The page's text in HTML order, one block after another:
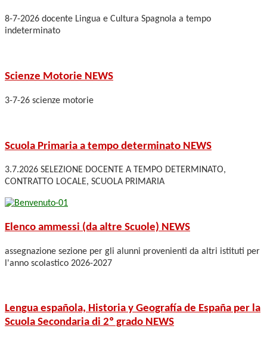
8-7-2026 docente Lingua e Cultura Spagnola a tempo
indeterminato
Scienze Motorie NEWS
3-7-26 scienze motorie
Scuola Primaria a tempo determinato NEWS
3.7.2026 SELEZIONE DOCENTE A TEMPO DETERMINATO,
CONTRATTO LOCALE, SCUOLA PRIMARIA
Elenco ammessi (da altre Scuole) NEWS
assegnazione sezione per gli alunni provenienti da altri istituti per
l'anno scolastico 2026-2027
Lengua española, Historia y Geografía de España per la
Scuola Secondaria di 2º grado NEWS